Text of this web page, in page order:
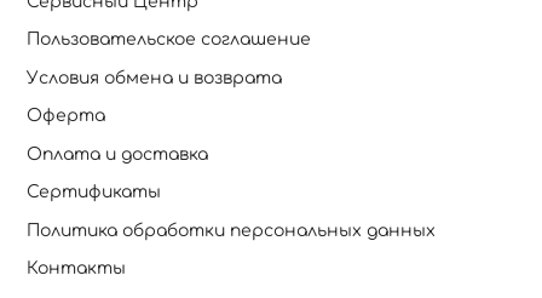
Пользовательское соглашение
Условия обмена и возврата
Оферта
Оплата и доставка
Сертификаты
Политика обработки персональных данных
Контакты